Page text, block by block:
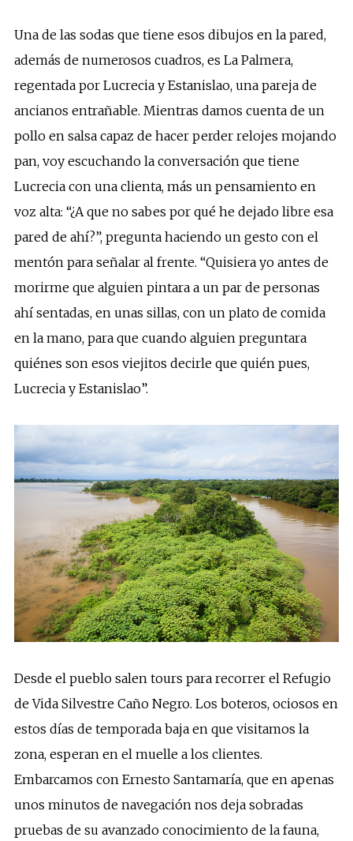
Una de las sodas que tiene esos dibujos en la pared,
además de numerosos cuadros, es La Palmera,
regentada por Lucrecia y Estanislao, una pareja de
ancianos entrañable. Mientras damos cuenta de un
pollo en salsa capaz de hacer perder relojes mojando
pan, voy escuchando la conversación que tiene
Lucrecia con una clienta, más un pensamiento en
voz alta: “¿A que no sabes por qué he dejado libre esa
pared de ahí?”, pregunta haciendo un gesto con el
mentón para señalar al frente. “Quisiera yo antes de
morirme que alguien pintara a un par de personas
ahí sentadas, en unas sillas, con un plato de comida
en la mano, para que cuando alguien preguntara
quiénes son esos viejitos decirle que quién pues,
Lucrecia y Estanislao”.
Desde el pueblo salen tours para recorrer el Refugio
de Vida Silvestre Caño Negro. Los boteros, ociosos en
estos días de temporada baja en que visitamos la
zona, esperan en el muelle a los clientes.
Embarcamos con Ernesto Santamaría, que en apenas
unos minutos de navegación nos deja sobradas
pruebas de su avanzado conocimiento de la fauna,